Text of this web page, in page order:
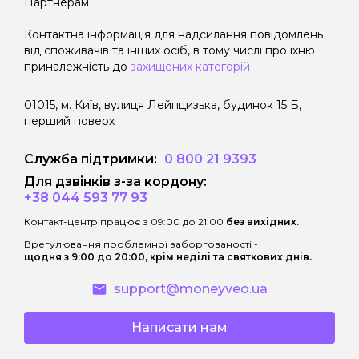
Користування споживачем сумою
наданого кредиту після закінчення
Дисконтного періоду кредитування
• витрати споживача за користування
нарахування процентів за користування
Кредитом після закінчення
Дисконтного періоду кредитування за
процентною ставкою, що вказана в
період кредитування можуть зрости
внаслідок застосування правил
розрахунку грошових зобов’язань
споживача по сплаті процентів за
Контактна інформація для надсилання повідомлень
від споживачів та інших осіб, в тому числі про їхню
приналежність до захищених категорій
01015, м. Київ, вулиця Лейпцизька, будинок 15 Б,
перший поверх
Служба підтримки: 0 800 21 9393
Для дзвінків з-за кордону:
+38 044 593 77 93
Контакт-центр працює з 09:00 до 21:00 без вихідних.
Врегулювання проблемної заборгованості -
щодня з 9:00 до 20:00, крім неділі та святкових днів.
support@moneyveo.ua
Написати нам